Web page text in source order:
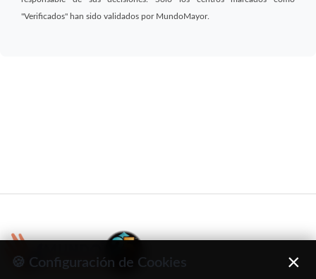
"Verificados" han sido validados por MundoMayor.
🍪 Configuración de Cookies ×